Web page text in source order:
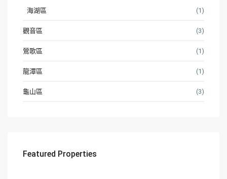
海湖區 (1)
觀音區 (3)
鶯歌區 (1)
龍潭區 (1)
龜山區 (3)
Featured Properties